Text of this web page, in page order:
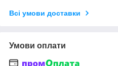
Всі умови доставки
Умови оплати